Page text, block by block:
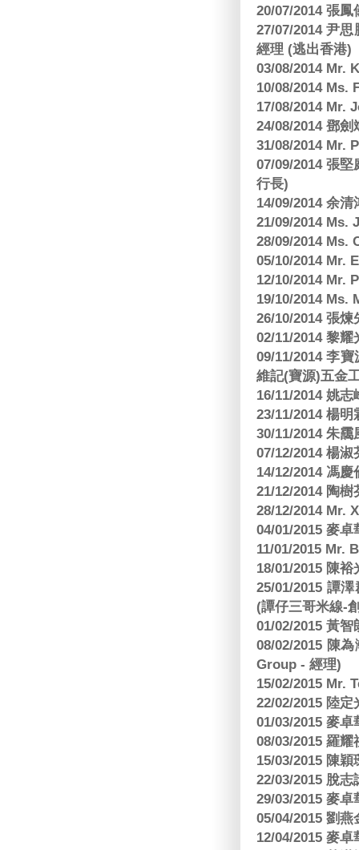
20/07/2014 張
27/07/2014 尹
經理 (逃出香港)
03/08/2014 Mr.
10/08/2014 Ms.
17/08/2014 Mr.
24/08/2014 鄧
31/08/2014 Mr.
07/09/2014 張
行長)
14/09/2014 余
21/09/2014 Ms.
28/09/2014 Ms.
05/10/2014 Mr.
12/10/2014 Mr.
19/10/2014 Ms.
26/10/2014 張
02/11/2014 黎
09/11/2014 李
維記(寶源)五金
16/11/2014 姚
23/11/2014 楊
30/11/2014 朱
07/12/2014 楊
14/12/2014 馮
21/12/2014 陶
28/12/2014 Mr.
04/01/2015 麥
11/01/2015 Mr.
18/01/2015 陳
25/01/2015 譚
(譚仔三哥米線-
01/02/2015 黃
08/02/2015 陳
Group - 經理)
15/02/2015 Mr.
22/02/2015 陸
01/03/2015 麥
08/03/2015 羅
15/03/2015 陳
22/03/2015 脫
29/03/2015 麥
05/04/2015 劉
12/04/2015 麥